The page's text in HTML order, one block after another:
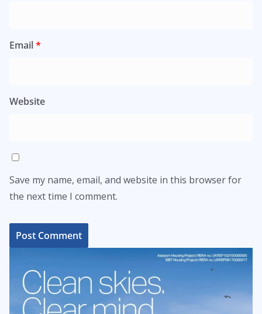
Email*
Website
Save my name, email, and website in this browser for
the next time I comment.